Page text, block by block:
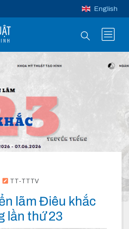
English
TT-TTTV
lãm Điêu khắc
lần thứ 23